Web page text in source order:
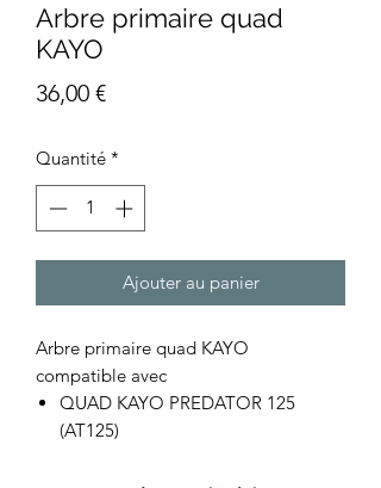
Arbre primaire quad
KAYO
36,00 €Prix
Quantité *
Ajouter au panier
Arbre primaire quad KAYO
compatible avec
QUAD KAYO PREDATOR 125
(AT125)